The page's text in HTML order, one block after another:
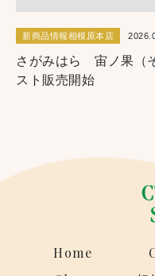
新商品情報相模原本店
さがみはら 宙ノ果（
スト販売開始
Home